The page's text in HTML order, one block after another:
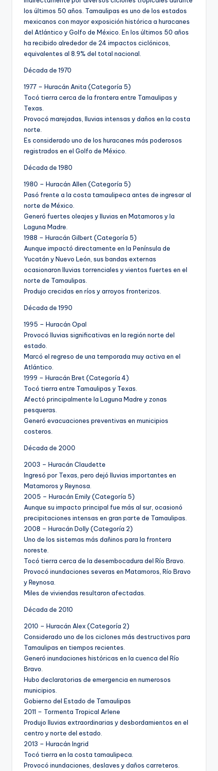
los últimos 50 años. Tamaulipas es uno de los estados
mexicanos con mayor exposición histórica a huracanes
del Atlántico y Golfo de México. En los últimos 50 años
ha recibido alrededor de 24 impactos ciclónicos,
equivalentes al 8.9% del total nacional.
Década de 1970
1977 – Huracán Anita (Categoría 5)
Tocó tierra cerca de la frontera entre Tamaulipas y
Texas.
Provocó marejadas, lluvias intensas y daños en la costa
norte.
Es considerado uno de los huracanes más poderosos
registrados en el Golfo de México.
Década de 1980
1980 – Huracán Allen (Categoría 5)
Pasó frente a la costa tamaulipeca antes de ingresar al
norte de México.
Generó fuertes oleajes y lluvias en Matamoros y la
Laguna Madre.
1988 – Huracán Gilbert (Categoría 5)
Aunque impactó directamente en la Península de
Yucatán y Nuevo León, sus bandas externas
ocasionaron lluvias torrenciales y vientos fuertes en el
norte de Tamaulipas.
Produjo crecidas en ríos y arroyos fronterizos.
Década de 1990
1995 – Huracán Opal
Provocó lluvias significativas en la región norte del
estado.
Marcó el regreso de una temporada muy activa en el
Atlántico.
1999 – Huracán Bret (Categoría 4)
Tocó tierra entre Tamaulipas y Texas.
Afectó principalmente la Laguna Madre y zonas
pesqueras.
Generó evacuaciones preventivas en municipios
costeros.
Década de 2000
2003 – Huracán Claudette
Ingresó por Texas, pero dejó lluvias importantes en
Matamoros y Reynosa.
2005 – Huracán Emily (Categoría 5)
Aunque su impacto principal fue más al sur, ocasionó
precipitaciones intensas en gran parte de Tamaulipas.
2008 – Huracán Dolly (Categoría 2)
Uno de los sistemas más dañinos para la frontera
noreste.
Tocó tierra cerca de la desembocadura del Río Bravo.
Provocó inundaciones severas en Matamoros, Río Bravo
y Reynosa.
Miles de viviendas resultaron afectadas.
Década de 2010
2010 – Huracán Alex (Categoría 2)
Considerado uno de los ciclones más destructivos para
Tamaulipas en tiempos recientes.
Generó inundaciones históricas en la cuenca del Río
Bravo.
Hubo declaratorias de emergencia en numerosos
municipios.
Gobierno del Estado de Tamaulipas
2011 – Tormenta Tropical Arlene
Produjo lluvias extraordinarias y desbordamientos en el
centro y norte del estado.
2013 – Huracán Ingrid
Tocó tierra en la costa tamaulipeca.
Provocó inundaciones, deslaves y daños carreteros.